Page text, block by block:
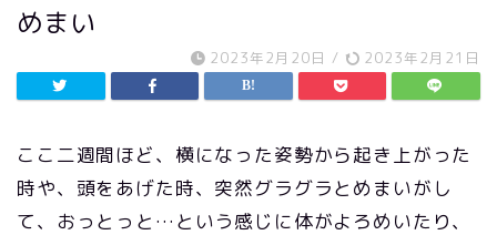
めまい
2023年2月20日 / 2023年2月21日
ここ二週間ほど、横になった姿勢から起き上がった
時や、頭をあげた時、突然グラグラとめまいがし
て、おっとっと…という感じに体がよろめいたり、